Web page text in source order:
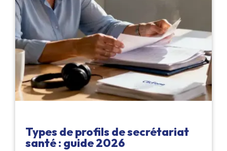
Types de profils de secrétariat
santé : guide 2026